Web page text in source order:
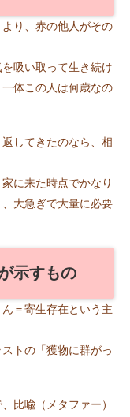
り、赤の他人がその
吸い取って生き続け
体この人は何歳なの
してきたのなら、相
に来た時点でかなり
大急ぎで大量に必要
示すもの
＝寄生存在という主
トの「獲物に群がっ
比喩（メタファー）